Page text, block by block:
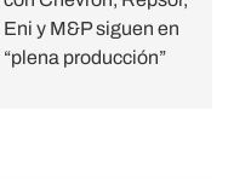
Eni y M&P siguen en
“plena producción”